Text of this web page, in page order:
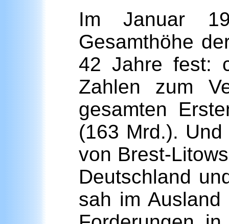
Im Januar
Gesamthöhe
42 Jahre fest:
Zahlen zum
gesamten
(163 Mrd.).
von Brest-
Deutschland
sah im